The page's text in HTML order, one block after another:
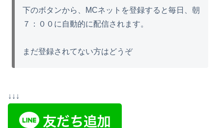
下のボタンから、MCネットを登録すると毎日、朝
７：００に自動的に配信されます。
まだ登録されてない方はどうぞ
↓↓↓